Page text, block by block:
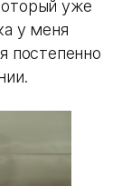
уже
у меня
постепенно